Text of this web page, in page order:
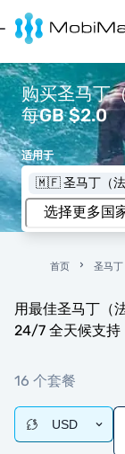
购买圣马丁
每GB $2.0
适用于
🇲🇫 圣马丁（法
首页 圣马丁
用最佳圣马丁（
24/7 全天候支持
16 个套餐
USD